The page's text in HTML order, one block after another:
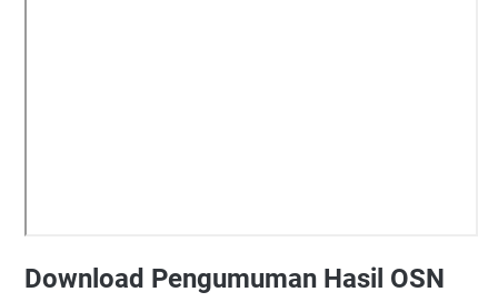
Download Pengumuman Hasil OSN